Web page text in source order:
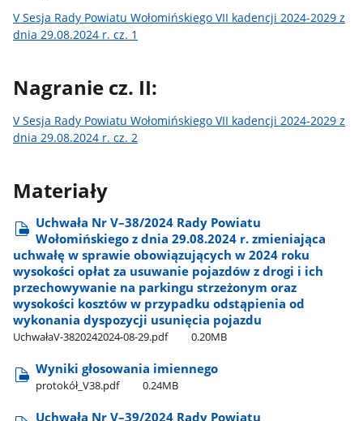
V Sesja Rady Powiatu Wołomińskiego VII kadencji 2024-2029 z
dnia 29.08.2024 r. cz. 1
Nagranie cz. II:
V Sesja Rady Powiatu Wołomińskiego VII kadencji 2024-2029 z
dnia 29.08.2024 r. cz. 2
Materiały
Uchwała Nr V–38/2024 Rady Powiatu
Wołomińskiego z dnia 29.08.2024 r. zmieniająca
uchwałę w sprawie obowiązujących w 2024 roku
wysokości opłat za usuwanie pojazdów z drogi i ich
przechowywanie na parkingu strzeżonym oraz
wysokości kosztów w przypadku odstąpienia od
wykonania dyspozycji usunięcia pojazdu
UchwałaV-3820242024-08-29.pdf 0.20MB
Wyniki głosowania imiennego
protokół​_V38.pdf 0.24MB
Uchwała Nr V–39/2024 Rady Powiatu